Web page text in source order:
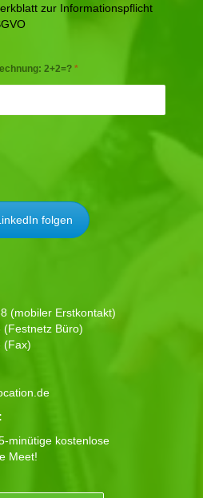
zur Informationspflicht
2+2=? *
folgen
(mobiler Erstkontakt)
Büro)
(Fax)
minütige kostenlose
Meet!